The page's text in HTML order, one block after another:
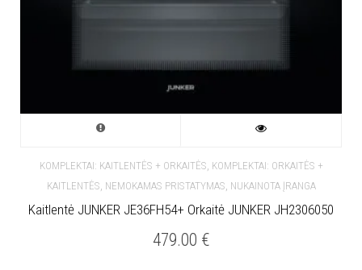
KOMPLEKTAI: KAITLENTĖS + ORKAITĖS, KOMPLEKTAI: ORKAITĖS +
KAITLENTĖS, NEMOKAMAS PRISTATYMAS, NUKAINOTA ĮRANGA
Kaitlentė JUNKER JE36FH54+ Orkaitė JUNKER JH2306050
479.00 €